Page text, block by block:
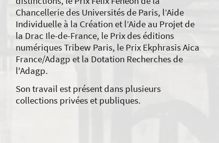
Chancellerie des Universités de Paris, l’Aide
Individuelle à la Création et l’Aide au Projet de
la Drac Ile-de-France, le Prix des éditions
numériques Tribew Paris, le Prix Ekphrasis Aica
France/Adagp et la Dotation Recherches de
l'Adagp.
Son travail est présent dans plusieurs
collections privées et publiques.